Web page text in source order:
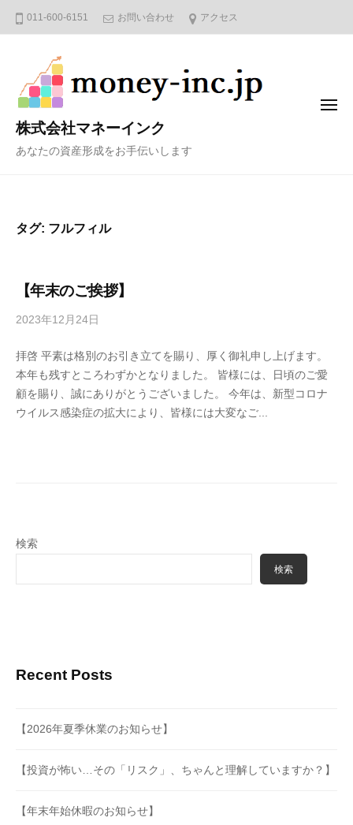
011-600-6151 お問い合わせ アクセス
株式会社マネーインク
あなたの資産形成をお手伝いします
メ
タグ: フルフィル
【年末のご挨拶】
2023年12月24日
4
6
3
f
拝啓 平素は格別のお引き立てを賜り、厚く御礼申し上げます。
本年も残すところわずかとなりました。 皆様には、日頃のご愛
顧を賜り、誠にありがとうございました。 今年は、新型コロナ
ウイルス感染症の拡大により、皆様には大変なご...
検索
検索
Recent Posts
【2026年夏季休業のお知らせ】
【投資が怖い…その「リスク」、ちゃんと理解していますか？】
【年末年始休暇のお知らせ】